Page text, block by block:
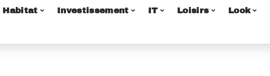
Habitat Investissement IT Loisirs Look